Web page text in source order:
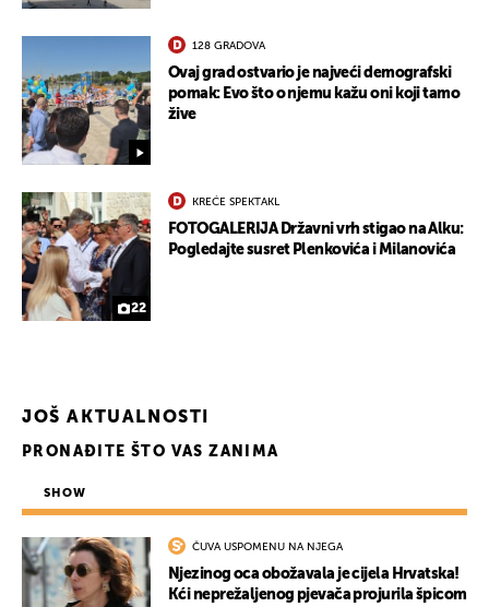
128 GRADOVA
Ovaj grad ostvario je najveći demografski
pomak: Evo što o njemu kažu oni koji tamo
žive
22
KREĆE SPEKTAKL
FOTOGALERIJA Državni vrh stigao na Alku:
Pogledajte susret Plenkovića i Milanovića
JOŠ AKTUALNOSTI
PRONAĐITE ŠTO VAS ZANIMA
SHOW
ČUVA USPOMENU NA NJEGA
Njezinog oca obožavala je cijela Hrvatska!
Kći neprežaljenog pjevača projurila špicom
UKLJUČITE NOTIFIKACIJE